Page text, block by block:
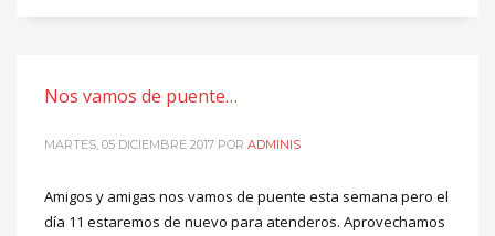
Nos vamos de puente…
MARTES, 05 DICIEMBRE 2017 POR ADMINIS
Amigos y amigas nos vamos de puente esta semana pero el
día 11 estaremos de nuevo para atenderos. Aprovechamos